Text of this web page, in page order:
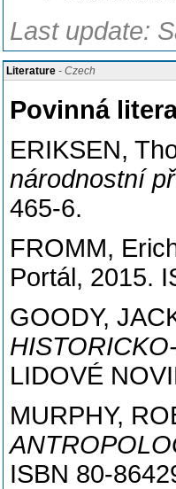
Last update:
Literature - Czech
Povinná
ERIKSEN,
národnostní
465-6.
FROMM,
Portál, 2015.
GOODY,
LIDOVÉ
MURPHY,
ISBN 80-